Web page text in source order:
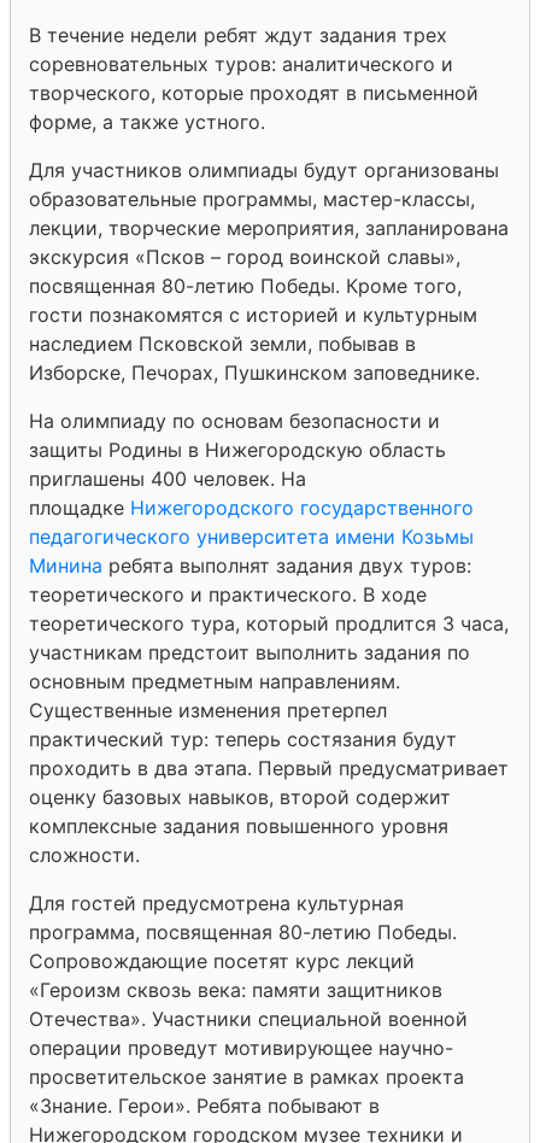
В течение недели ребят ждут задания трех
соревновательных туров: аналитического и
творческого, которые проходят в письменной
форме, а также устного.
Для участников олимпиады будут организованы
образовательные программы, мастер-классы,
лекции, творческие мероприятия, запланирована
экскурсия «Псков – город воинской славы»,
посвященная 80-летию Победы. Кроме того,
гости познакомятся с историей и культурным
наследием Псковской земли, побывав в
Изборске, Печорах, Пушкинском заповеднике.
На олимпиаду по основам безопасности и
защиты Родины в Нижегородскую область
приглашены 400 человек. На
площадке Нижегородского государственного
педагогического университета имени Козьмы
Минина ребята выполнят задания двух туров:
теоретического и практического. В ходе
теоретического тура, который продлится 3 часа,
участникам предстоит выполнить задания по
основным предметным направлениям.
Существенные изменения претерпел
практический тур: теперь состязания будут
проходить в два этапа. Первый предусматривает
оценку базовых навыков, второй содержит
комплексные задания повышенного уровня
сложности.
Для гостей предусмотрена культурная
программа, посвященная 80-летию Победы.
Сопровождающие посетят курс лекций
«Героизм сквозь века: памяти защитников
Отечества». Участники специальной военной
операции проведут мотивирующее научно-
просветительское занятие в рамках проекта
«Знание. Герои». Ребята побывают в
Нижегородском городском музее техники и